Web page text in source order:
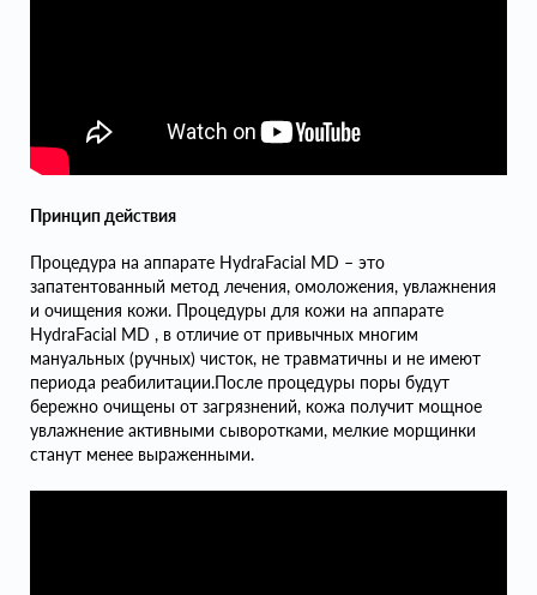
Принцип действия
Процедура на аппарате HydraFacial MD – это
запатентованный метод лечения, омоложения, увлажнения
и очищения кожи. Процедуры для кожи на аппарате
HydraFacial MD , в отличие от привычных многим
мануальных (ручных) чисток, не травматичны и не имеют
периода реабилитации.После процедуры поры будут
бережно очищены от загрязнений, кожа получит мощное
увлажнение активными сыворотками, мелкие морщинки
станут менее выраженными.